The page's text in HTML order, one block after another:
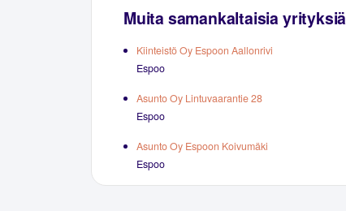
Muita samankaltaisia yrityksiä
Kiinteistö Oy Espoon Aallonrivi
Espoo
Asunto Oy Lintuvaarantie 28
Espoo
Asunto Oy Espoon Koivumäki
Espoo